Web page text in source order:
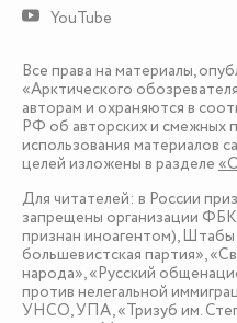
YouTube
Все права на материалы,
«Арктического
авторам и охраняются в
РФ об авторских и смежных
использования материалов
целей изложены в разделе
Для читателей: в России
запрещены организации
признан иноагентом),
большевистская партия»,
народа», «Русский
против нелегальной
УНСО, УПА, «Тризуб им.